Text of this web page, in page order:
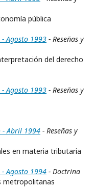
pública
Agosto 1993 - Reseñas y
del derecho
Agosto 1993 - Reseñas y
- Abril 1994 - Reseñas y
en materia tributaria
Agosto 1994 - Doctrina
metropolitanas